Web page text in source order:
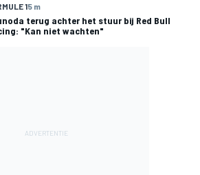
15 m
terug achter het stuur bij Red Bull
"Kan niet wachten"